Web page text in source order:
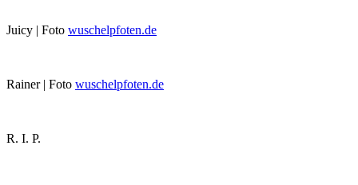
Juicy | Foto wuschelpfoten.de
Rainer | Foto wuschelpfoten.de
R. I. P.